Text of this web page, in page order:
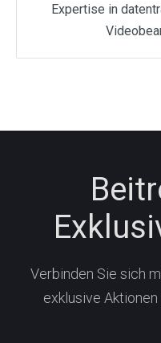
Expertise in
Verbinden Sie sich
exklusive